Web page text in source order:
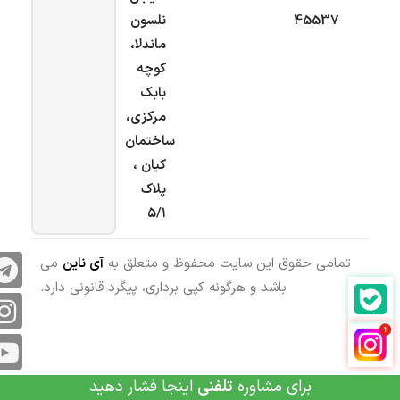
45537
نلسون
ماندلا،
کوچه
بابک
مرکزی،
ساختمان
کیان ،
پلاک
۵/۱
تمامی حقوق این سایت محفوظ و متعلق به آی ناین می
باشد و هرگونه کپی برداری، پیگرد قانونی دارد.
برای مشاوره تلفنی اینجا فشار دهید